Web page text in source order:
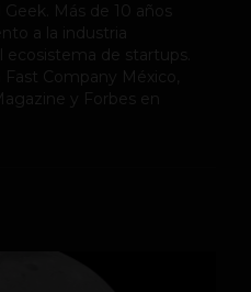
Geek
. Más de 10 años
a la industria
de startups.
Fast Company México,
y Forbes en